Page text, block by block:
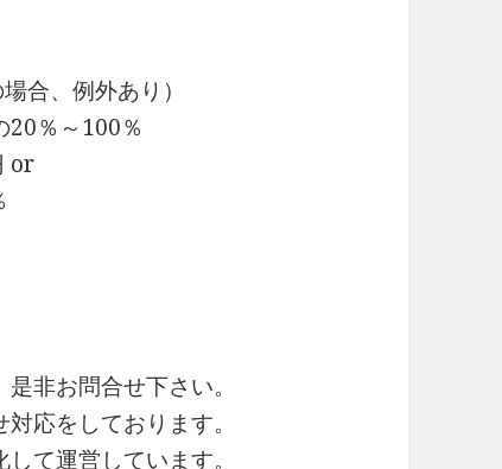
、例外あり）
％～100％
or
非お問合せ下さい。
応をしております。
て運営しています。